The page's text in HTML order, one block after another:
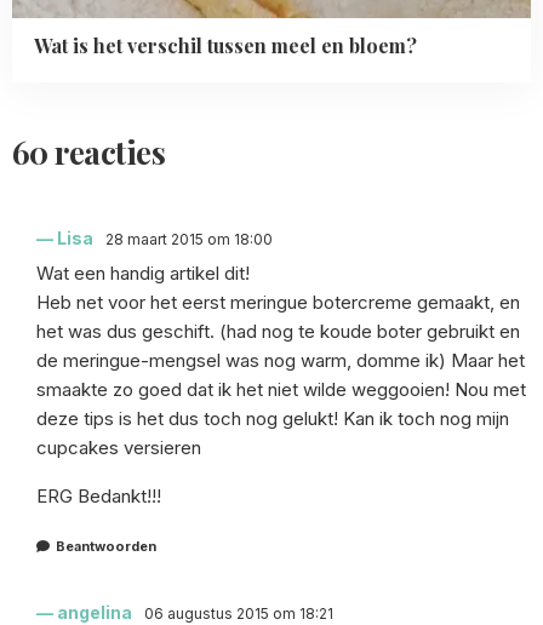
Wat is het verschil tussen meel en bloem?
60 reacties
Lisa 28 maart 2015 om 18:00
Wat een handig artikel dit!
Heb net voor het eerst meringue botercreme gemaakt, en
het was dus geschift. (had nog te koude boter gebruikt en
de meringue-mengsel was nog warm, domme ik) Maar het
smaakte zo goed dat ik het niet wilde weggooien! Nou met
deze tips is het dus toch nog gelukt! Kan ik toch nog mijn
cupcakes versieren
ERG Bedankt!!!
Beantwoorden
angelina 06 augustus 2015 om 18:21